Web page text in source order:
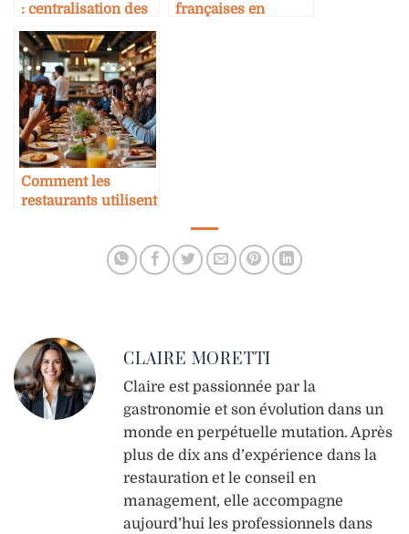
: centralisation des
recettes
françaises en
Comment les
restaurants utilisent
CLAIRE MORETTI
Claire est passionnée par la
gastronomie et son évolution dans un
monde en perpétuelle mutation. Après
plus de dix ans d’expérience dans la
restauration et le conseil en
management, elle accompagne
aujourd’hui les professionnels dans